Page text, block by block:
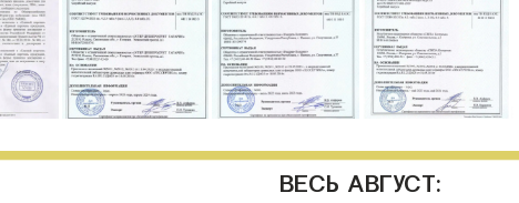
ВЕСЬ АВГУСТ: